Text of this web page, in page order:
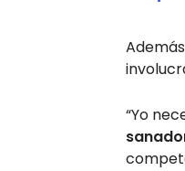
“Yo